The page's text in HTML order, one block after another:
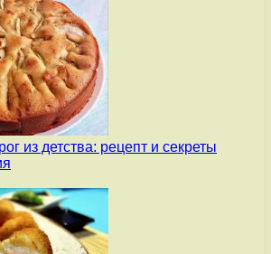
из детства: рецепт и секреты